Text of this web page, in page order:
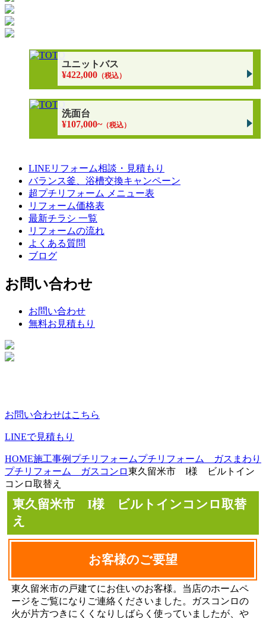
ユニットバス
¥422,000 （税込）
洗面台
¥107,000~（税込）
LINEリフォーム相談・見積もり
バランス釜、浴槽交換キャンペーン
超プチリフォーム メニュー表
リフォーム価格表
最新チラシ 一覧
リフォームの流れ
よくある質問
ブログ
お問い合わせ
お問い合わせ
無料お見積もり
お問い合わせはこちら
LINEで見積もり
HOME施工事例 プチリフォームプチリフォーム ガスまわり
プチリフォーム ガスコンロ東久留米市 I様 ビルトイン
コンロ取替え
東久留米市 I様 ビルトインコンロ取替
え
お客様のご要望
東久留米市の戸建てにお住いのお客様。当店のホームペ
ージをご覧になりご連絡くださいました。ガスコンロの
火が片方つきにくくなりしばらく使っていましたが、や